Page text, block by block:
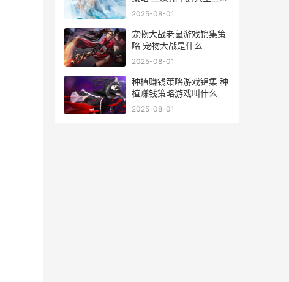
元游戏排行榜
2025-08-01
宠物大战老鼠游戏锦集策
略 宠物大战是什么
2025-08-01
种植赚钱策略游戏锦集 种
植赚钱策略游戏叫什么
2025-08-01